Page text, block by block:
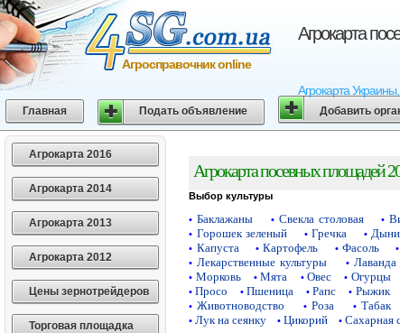
Агрокарта
Агрокарта
Агросправочник online
Главная Подать объявление Добавить
Агрокарта 2016
Агрокарта 2014
Агрокарта 2013
Агрокарта 2012
Цены зернотрейдеров
Торговая площадка
Агрокарта посевных площадей
Выбор культуры
• Баклажаны • Свекла столовая •
• Горошек зеленый • Гречка • Дыни
• Капуста • Картофель • Фасоль •
• Лекарственные культуры • Лаванда
• Морковь • Мята • Овес • Огурцы
• Просо • Пшеница • Рапс • Рыжик
• Животноводство • Роза • Табак
• Лук на сеянку • Цикорий • Сахарная